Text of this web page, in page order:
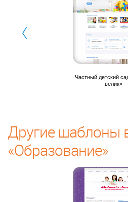
Частный детский
велик»
Другие шаблоны
«Образование»